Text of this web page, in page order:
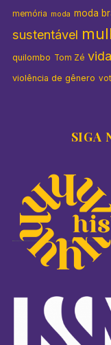
memória moda moda
sustentável
quilombo Tom Zé vida
violência de gênero
SIGA